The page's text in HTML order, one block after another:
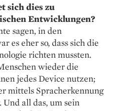
sich dies zu
Entwicklungen?
sagen, in den
es eher so, dass sich die
richten mussten.
wieder die
jedes Device nutzen;
mittels Spracherkennung
Und all das, um sein